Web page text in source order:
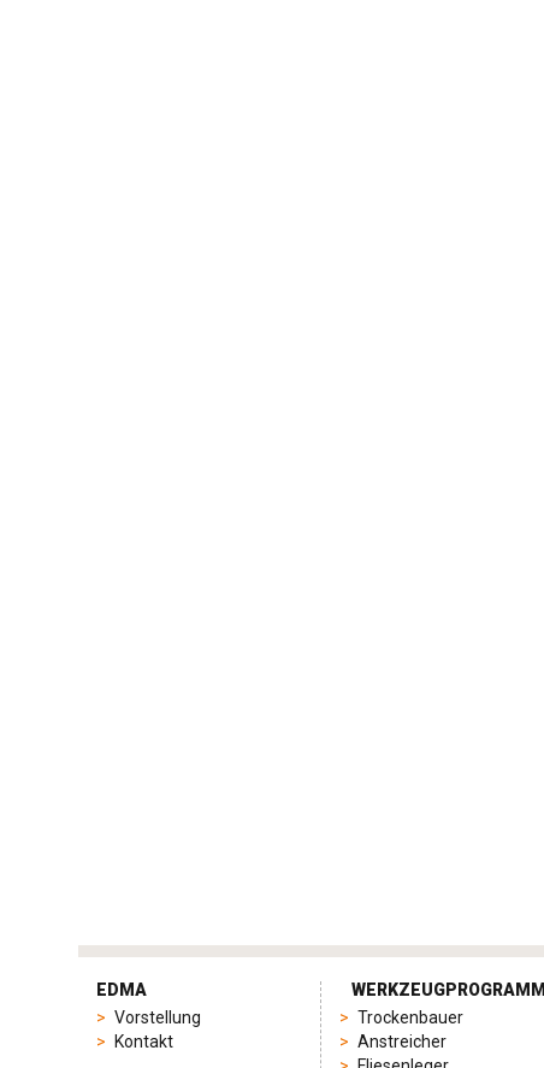
EDMA
Vorstellung
Kontakt
WERKZEUGPROGRAMM
Trockenbauer
Anstreicher